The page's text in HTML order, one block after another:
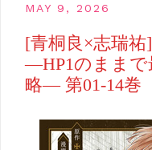
MAY 9, 2026
[青桐良×志瑞
―HP1のままで
略― 第01-14巻